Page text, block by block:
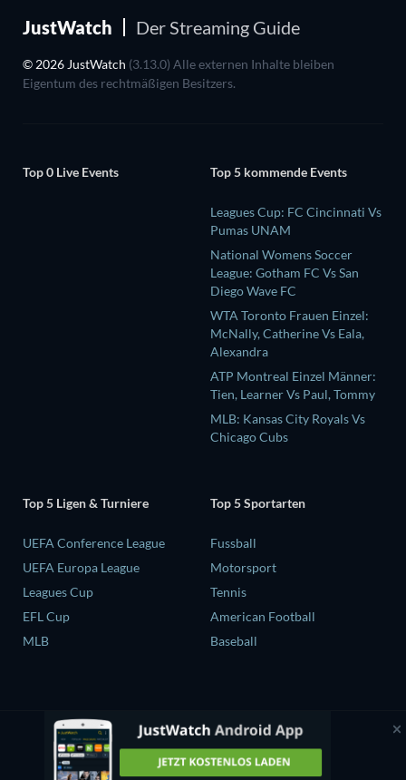
JustWatch Der Streaming Guide
© 2026 JustWatch (3.13.0) Alle externen Inhalte bleiben
Eigentum des rechtmäßigen Besitzers.
Top 0 Live Events Top 5 kommende Events
Leagues Cup: FC Cincinnati Vs
Pumas UNAM
National Womens Soccer
League: Gotham FC Vs San
Diego Wave FC
WTA Toronto Frauen Einzel:
McNally, Catherine Vs Eala,
Alexandra
ATP Montreal Einzel Männer:
Tien, Learner Vs Paul, Tommy
MLB: Kansas City Royals Vs
Chicago Cubs
Top 5 Ligen & Turniere
UEFA Conference League
UEFA Europa League
Leagues Cup
EFL Cup
MLB
Top 5 Sportarten
Fussball
Motorsport
Tennis
American Football
Baseball